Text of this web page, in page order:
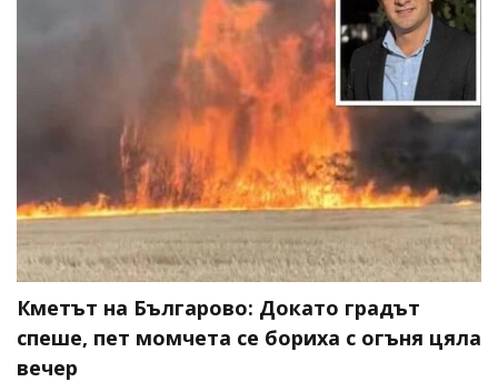
Кметът на Българово: Докато градът
спеше, пет момчета се бориха с огъня цяла
вечер